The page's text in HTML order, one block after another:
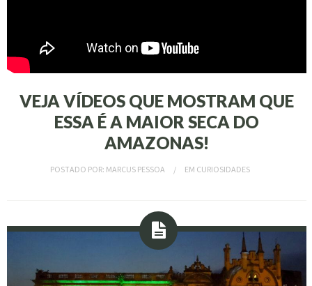
VEJA VÍDEOS QUE MOSTRAM QUE
ESSA É A MAIOR SECA DO
AMAZONAS!
POSTADO POR: MARCUS PESSOA EM CURIOSIDADES